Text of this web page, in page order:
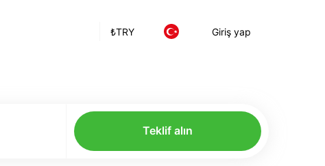
₺TRY Giriş yap
Teklif alın